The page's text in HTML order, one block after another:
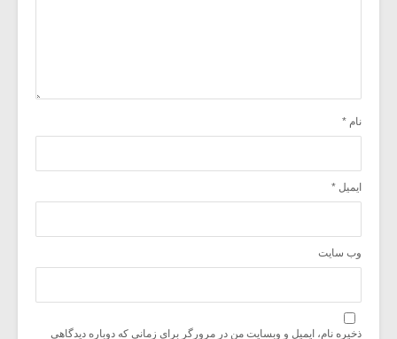
نام *
ایمیل *
وب‌ سایت
ذخیره نام، ایمیل و وبسایت من در مرورگر برای زمانی که دوباره دیدگاهی